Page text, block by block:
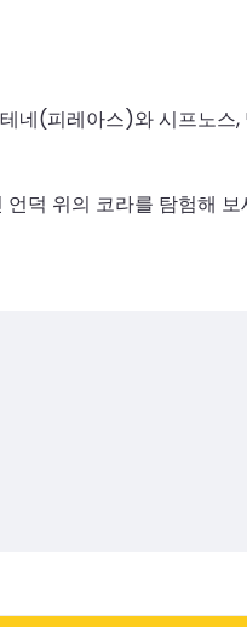
네(피레아스)와 시프노스
덕 위의 코라를 탐험해